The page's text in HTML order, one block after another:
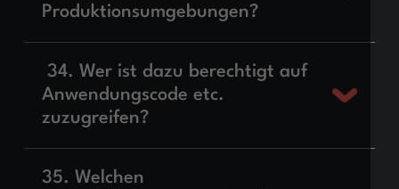
Produktionsumgebungen?
34. Wer ist dazu berechtigt auf
Anwendungscode etc.
zuzugreifen?
35. Welchen